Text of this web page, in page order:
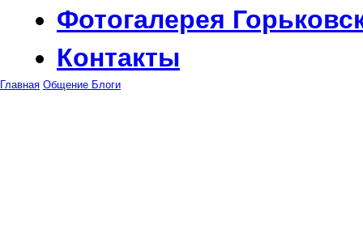
Фотогалерея
Контакты
Главная Общение Блоги